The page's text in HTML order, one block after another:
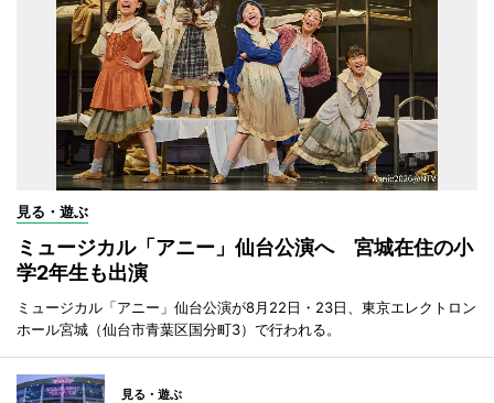
見る・遊ぶ
ミュージカル「アニー」仙台公演へ 宮城在住の小
学2年生も出演
ミュージカル「アニー」仙台公演が8月22日・23日、東京エレクトロン
ホール宮城（仙台市青葉区国分町3）で行われる。
見る・遊ぶ